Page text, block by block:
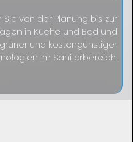
Sie von der Planung bis zur
in Küche und Bad und
und kostengünstiger
im Sanitärbereich.